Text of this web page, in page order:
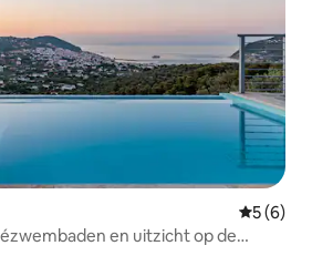
5 (6)
en uitzicht op de